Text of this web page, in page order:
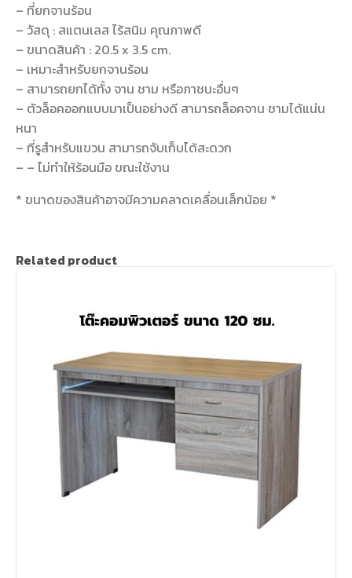
– ที่ยกจานร้อน
– วัสดุ : สแตนเลส ไร้สนิม คุณภาพดี
– ขนาดสินค้า : 20.5 x 3.5 cm.
– เหมาะสำหรับยกจานร้อน
– สามารถยกได้ทั้ง จาน ชาม หรือภาชนะอื่นๆ
– ตัวล็อคออกแบบมาเป็นอย่างดี สามารถล็อคจาน ชามได้แน่น
หนา
– ที่รูสำหรับแขวน สามารถจับเก็บได้สะดวก
– – ไม่ทำให้ร้อนมือ ขณะใช้งาน
* ขนาดของสินค้าอาจมีความคลาดเคลื่อนเล็กน้อย *
Related product